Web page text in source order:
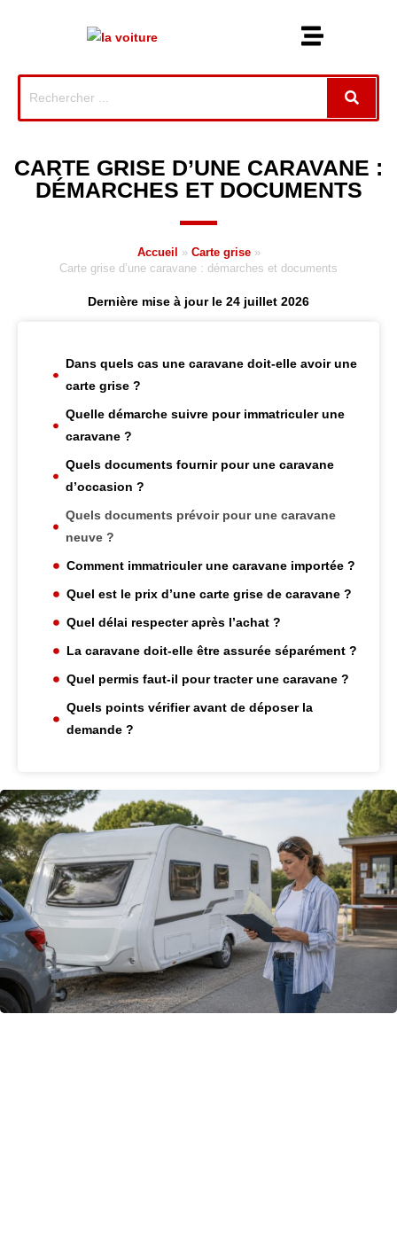
CARTE GRISE D’UNE CARAVANE :
DÉMARCHES ET DOCUMENTS
Accueil » Carte grise »
Carte grise d’une caravane : démarches et documents
Dernière mise à jour le 24 juillet 2026
Dans quels cas une caravane doit-elle avoir une
carte grise ?
Quelle démarche suivre pour immatriculer une
caravane ?
Quels documents fournir pour une caravane
d’occasion ?
Quels documents prévoir pour une caravane
neuve ?
Comment immatriculer une caravane importée ?
Quel est le prix d’une carte grise de caravane ?
Quel délai respecter après l’achat ?
La caravane doit-elle être assurée séparément ?
Quel permis faut-il pour tracter une caravane ?
Quels points vérifier avant de déposer la
demande ?